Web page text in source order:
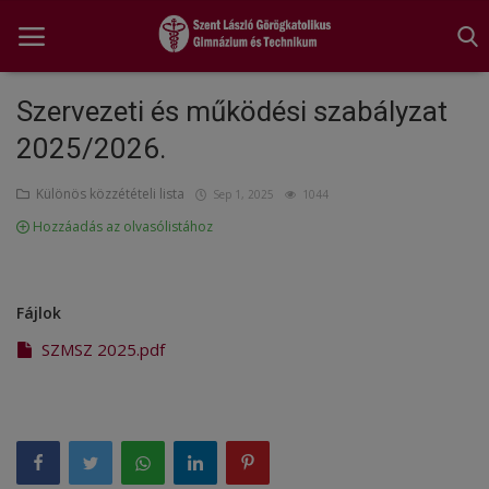
Főoldal
Hitélet
Iskolánk
Szervezeti és működési szabályzat
2025/2026.
Különös közzétételi lista Sep 1, 2025 1044
Hozzáadás az olvasólistához
Fájlok
SZMSZ 2025.pdf